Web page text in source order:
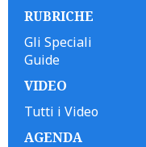
RUBRICHE
Gli Speciali
Guide
VIDEO
Tutti i Video
AGENDA